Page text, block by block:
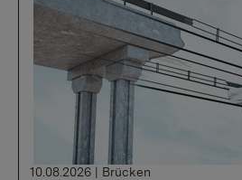
10.08.2026 | Brücken